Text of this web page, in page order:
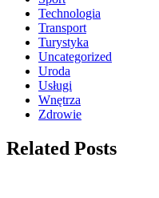
Technologia
Transport
Turystyka
Uncategorized
Uroda
Usługi
Wnętrza
Zdrowie
Related Posts